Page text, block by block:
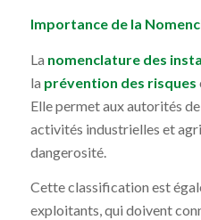
Importance de la
La nomenclature des
la prévention des risques
Elle permet aux autorités
activités industrielles et
dangerosité.
Cette classification est
exploitants, qui doivent